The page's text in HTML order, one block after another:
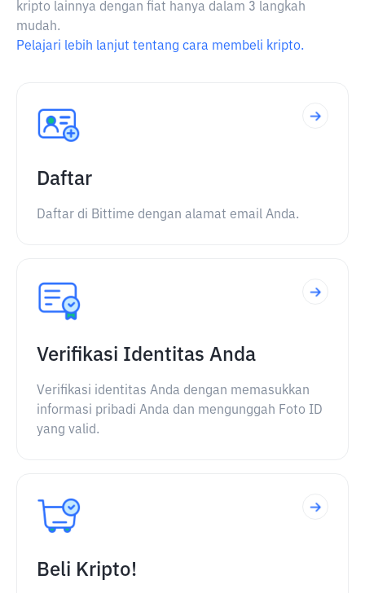
kripto lainnya dengan fiat hanya dalam 3 langkah
mudah.
Pelajari lebih lanjut tentang cara membeli kripto.
Daftar
Daftar di Bittime dengan alamat email Anda.
Verifikasi Identitas Anda
Verifikasi identitas Anda dengan memasukkan
informasi pribadi Anda dan mengunggah Foto ID
yang valid.
Beli Kripto!